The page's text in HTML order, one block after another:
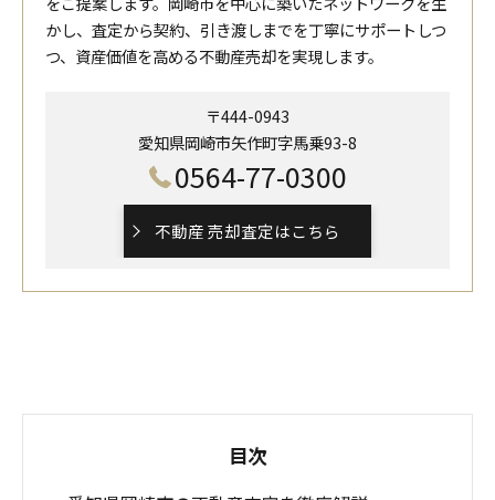
かし、査定から契約、引き渡しまでを丁寧にサポートしつ
つ、資産価値を高める不動産売却を実現します。
〒444-0943
愛知県岡崎市矢作町字馬乗93-8
0564-77-0300
不動産 売却査定はこちら
目次